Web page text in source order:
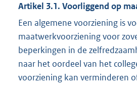
Artikel 3.1. Voorliggend op
Een algemene voorziening is
maatwerkvoorziening voor
beperkingen in de
naar het oordeel van het
voorziening kan verminderen